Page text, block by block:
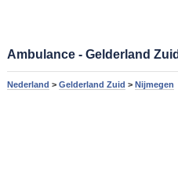
Ambulance - Gelderland Zuid
Nederland > Gelderland Zuid > Nijmegen